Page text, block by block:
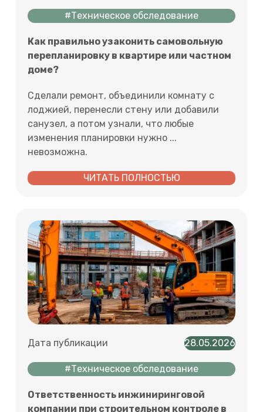
#Техническое обследование
Как правильно узаконить самовольную
перепланировку в квартире или частном
доме?
Сделали ремонт, объединили комнату с
лоджией, перенесли стену или добавили
санузел, а потом узнали, что любые
изменения планировки нужно ...
невозможна.
ЧИТАТЬ ПОЛНОСТЬЮ
Дата публикации 28.05.2026
#Техническое обследование
Ответственность инжиниринговой
компании при строительном контроле в